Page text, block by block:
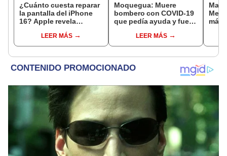
¿Cuánto cuesta reparar
la pantalla del iPhone
16? Apple revela
repuestoLEER MÁS
Moquegua: Muere
bombero con COVID-19
que pedía ayuda y fue
LEER MÁS
más